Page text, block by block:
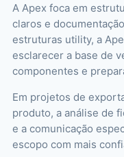
A Apex foca em
claros e
estruturas utility, a
esclarecer a base de
componentes e
Em projetos de
produto, a análise de
e a comunicação
escopo com mais